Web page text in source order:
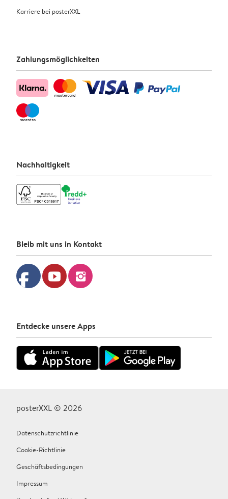
Karriere bei posterXXL
Zahlungsmöglichkeiten
Nachhaltigkeit
Bleib mit uns in Kontakt
facebook youtube instagram
Entdecke unsere Apps
posterXXL © 2026
Datenschutzrichtlinie
Cookie-Richtlinie
Geschäftsbedingungen
Impressum